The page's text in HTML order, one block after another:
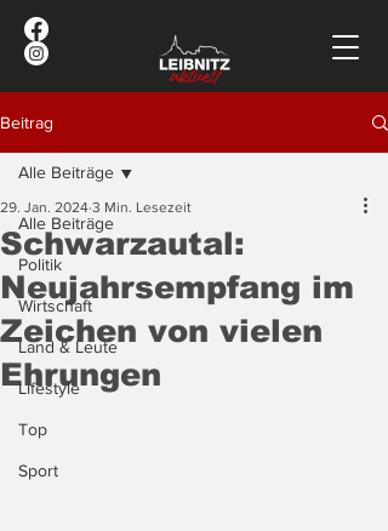
Beitrag
Alle Beiträge
Politik
Wirtschaft
Land & Leute
Lifestyle
Top
Sport
Alle Beiträge
Schwarzautal:
Neujahrsempfang im
Zeichen von vielen
Ehrungen
29. Jan. 2024 3 Min. Lesezeit